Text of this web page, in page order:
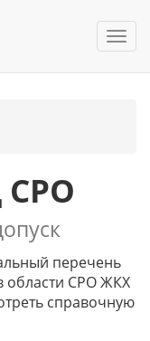
СРО
перечень
области СРО ЖКХ
справочную